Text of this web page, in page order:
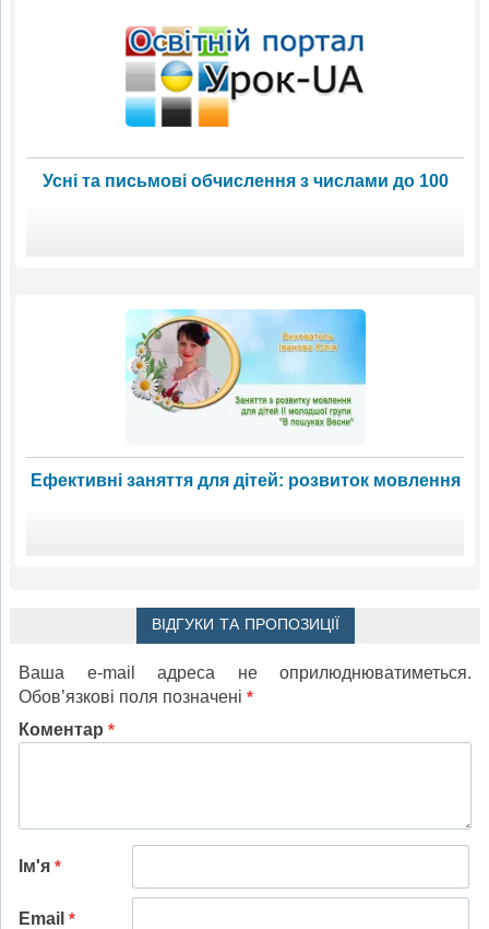
Усні та письмові обчислення з числами до 100
Ефективні заняття для дітей: розвиток мовлення
ВІДГУКИ ТА ПРОПОЗИЦІЇ
Ваша e-mail адреса не оприлюднюватиметься.
Обов’язкові поля позначені *
Коментар *
Ім'я *
Email *